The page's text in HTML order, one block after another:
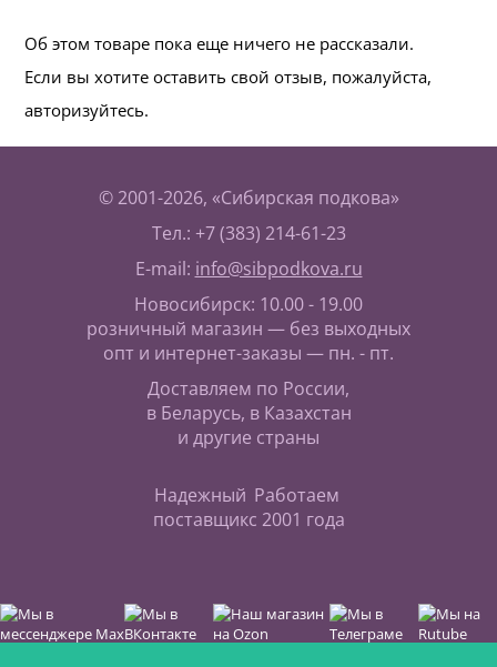
Об этом товаре пока еще ничего не рассказали.
Если вы хотите оставить свой отзыв, пожалуйста,
авторизуйтесь.
© 2001-2026, «Сибирская подкова»
Тел.: +7 (383) 214-61-23
E-mail: info@sibpodkova.ru
Новосибирск: 10.00 - 19.00
розничный магазин — без выходных
опт и интернет-заказы — пн. - пт.
Доставляем по России,
в Беларусь, в Казахстан
и другие страны
Надежный
поставщик
Работаем
с 2001 года